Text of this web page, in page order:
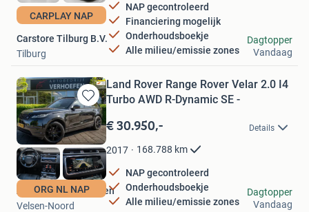
CARPLAY NAP
NAP gecontroleerd
Financiering mogelijk
Onderhoudsboekje
Alle milieu/emissie zones
Carstore Tilburg B.V.
Tilburg
Dagtopper
Vandaag
Bewaren
in
Mijn
Favorieten
ORG NL NAP
Land Rover Range Rover Velar 2.0 I4
Turbo AWD R-Dynamic SE -
€ 30.950,- Details
2017 168.788 km
NAP gecontroleerd
Onderhoudsboekje
Alle milieu/emissie zones
Autobedrijf Verhoefen
Velsen-Noord
Dagtopper
Vandaag